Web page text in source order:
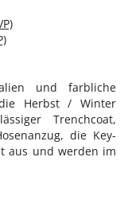
und farbliche
Herbst / Winter
Trenchcoat,
die Key-
aus und werden im